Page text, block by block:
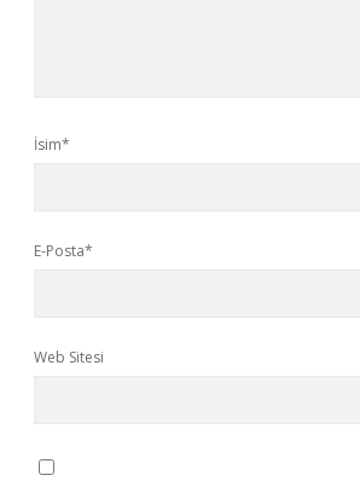
İsim*
E-Posta*
Web Sitesi